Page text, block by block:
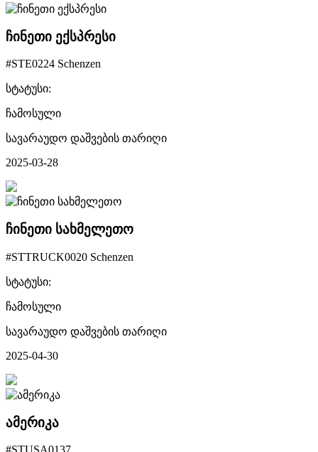
ჩინეთი ექსპრესი
#STE0224 Schenzen
სტატუსი:
ჩამოსული
სავარაუდო დაშვების თარიღი
2025-03-28
ჩინეთი სახმელეთო
#STTRUCK0020 Schenzen
სტატუსი:
ჩამოსული
სავარაუდო დაშვების თარიღი
2025-04-30
ამერიკა